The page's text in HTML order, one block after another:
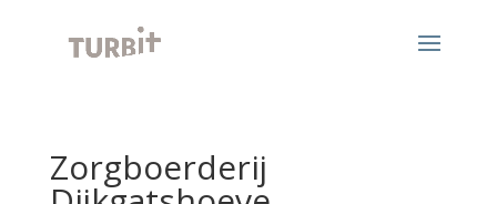
Zorgboerderij